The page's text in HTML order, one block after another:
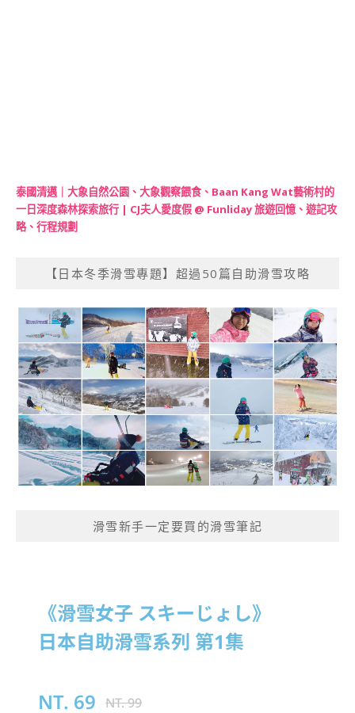
泰國清邁｜大象自然公園、大象觀察餵食、Baan Kang Wat藝術村的
一日深度森林探索旅行 | CJ夫人愛度假 @ Funliday 旅遊回憶、遊記攻
略、行程規劃
【日本冬季滑雪專題】超過50篇自助滑雪攻略
滑雪新手一定要買的滑雪筆記